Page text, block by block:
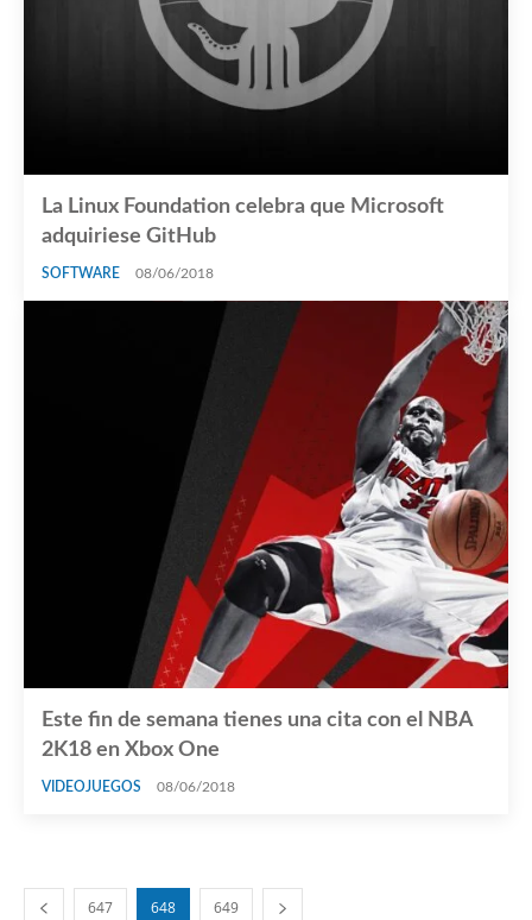
La Linux Foundation celebra que Microsoft
adquiriese GitHub
SOFTWARE 08/06/2018
Este fin de semana tienes una cita con el NBA
2K18 en Xbox One
VIDEOJUEGOS 08/06/2018
647 648 649